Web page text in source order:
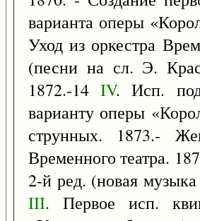
варианта оперы
Уход из оркестра
(песни на сл. Э.
1872.-14IV. Исп.
варианту оперы
струнных. 1873.-
Временного театра.
2-й ред. (новая
III. Первое исп.